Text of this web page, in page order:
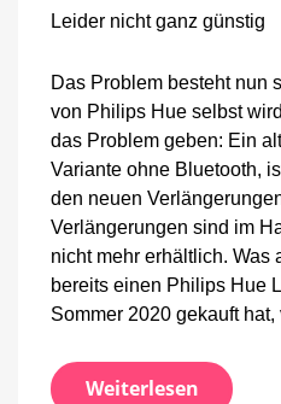
Leider nicht ganz günstig
Das Problem besteht nun
von Philips Hue selbst
das Problem geben: Ein
Variante ohne Bluetooth,
den neuen
Verlängerungen sind im
nicht mehr erhältlich. Was
bereits einen Philips Hue
Sommer 2020 gekauft
Weiterlesen